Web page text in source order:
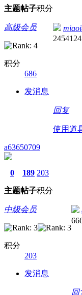
主题帖子积分
高级会员
积分
686
发消息
回复
使用道
a63650709
0
主题
189
帖子
203
积分
中级会员
积分
203
发消息
回